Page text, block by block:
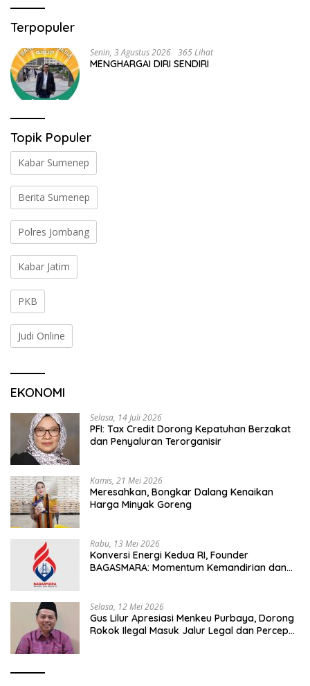
Terpopuler
Senin, 3 Agustus 2026 365 Lihat
MENGHARGAI DIRI SENDIRI
Topik Populer
Kabar Sumenep
Berita Sumenep
Polres Jombang
Kabar Jatim
PKB
Judi Online
EKONOMI
Selasa, 14 Juli 2026
PFI: Tax Credit Dorong Kepatuhan Berzakat
dan Penyaluran Terorganisir
Kamis, 21 Mei 2026
Meresahkan, Bongkar Dalang Kenaikan
Harga Minyak Goreng
Rabu, 13 Mei 2026
Konversi Energi Kedua RI, Founder
BAGASMARA: Momentum Kemandirian dan
Selasa, 12 Mei 2026
Gus Lilur Apresiasi Menkeu Purbaya, Dorong
Rokok Ilegal Masuk Jalur Legal dan Percepat